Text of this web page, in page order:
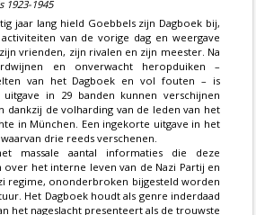
1923-1945
jaar lang hield Goebbels zijn Dagboek bij,
van de vorige dag en weergave
vrienden, zijn rivalen en zijn meester. Na
en onverwacht heropduiken –
van het Dagboek en vol fouten – is
in 29 banden kunnen verschijnen
dankzij de volharding van de leden van het
in München. Een ingekorte uitgave in het
drie reeds verschenen.
massale aantal informaties die deze
over het interne leven van de Nazi Partij en
regime, ononderbroken bijgesteld worden
Het Dagboek houdt als genre inderdaad
het nageslacht presenteert als de trouwste